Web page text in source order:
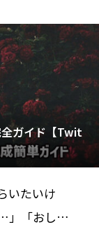
全ガイド【Twit
いたいけ
」「おしゃ